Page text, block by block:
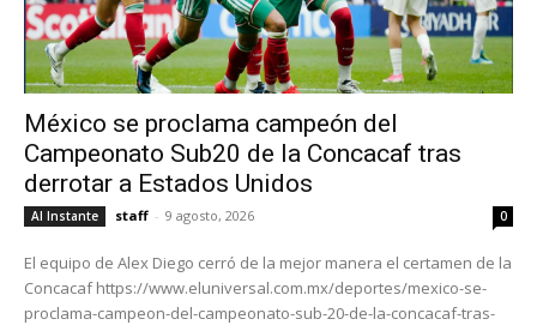
México se proclama campeón del
Campeonato Sub20 de la Concacaf tras
derrotar a Estados Unidos
Al Instante staff - 9 agosto, 2026 0
El equipo de Alex Diego cerró de la mejor manera el certamen de la
Concacaf https://www.eluniversal.com.mx/deportes/mexico-se-
proclama-campeon-del-campeonato-sub-20-de-la-concacaf-tras-